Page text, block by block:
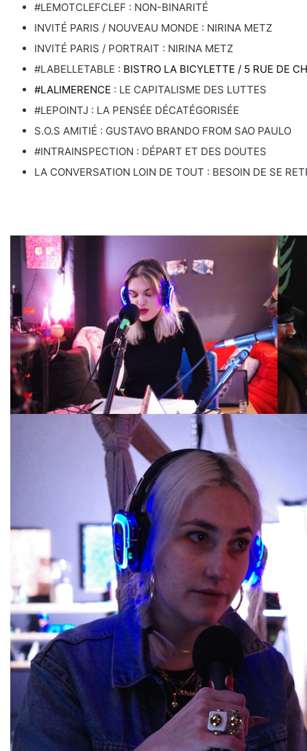
#LEMOTCLEFCLEF : NON-BINARITÉ
INVITÉ PARIS / NOUVEAU MONDE : NIRINA METZ
INVITÉ PARIS / PORTRAIT : NIRINA METZ
#LABELLETABLE : BISTRO LA BICYLETTE / 5 RUE DE
#LALIMERENCE : LE CAPITALISME DES LUTTES
#LEPOINTJ : LA PENSÉE DÉCATÉGORISÉE
S.O.S AMITIÉ : GUSTAVO BRANDO FROM SAO PAULO
#INTRAINSPECTION : DÉPART ET DES DOUTES
LA CONVERSATION LOIN DE TOUT : BESOIN DE SE